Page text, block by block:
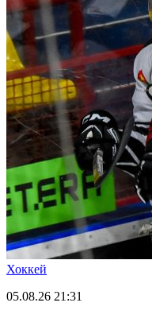
Хоккей
05.08.26 21:31